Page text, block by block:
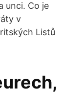
unci. Co je
v
Listů